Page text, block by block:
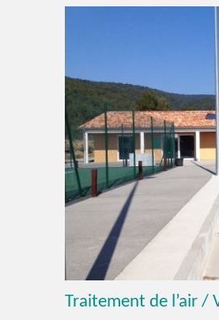
Traitement de l’air /